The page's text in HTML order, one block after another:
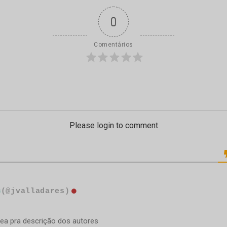
0
Comentários
Please login to comment
(@jvalladares)
pra descrição dos autores